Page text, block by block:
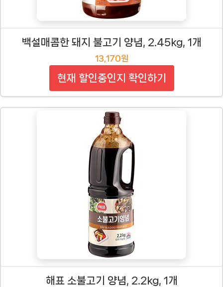
백설매콤한 돼지 불고기 양념, 2.45kg, 1개
13,170원
현재 할인중인지 확인하기
해표 소불고기 양념, 2.2kg, 1개